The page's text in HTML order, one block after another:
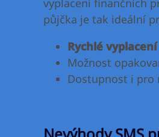
vyplacení finančních
půjčka je tak ideální
Rychlé
Možnost
Dostupnost i pro